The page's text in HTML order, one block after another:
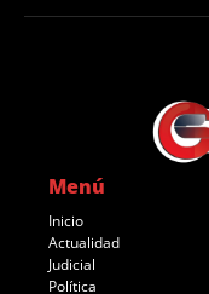
Menú
Inicio
Actualidad
Judicial
Política